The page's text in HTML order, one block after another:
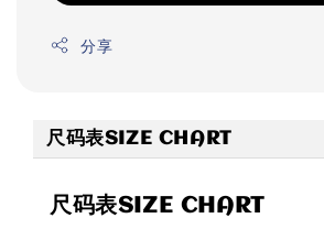
分享
尺码表SIZE CHART
尺码表SIZE CHART